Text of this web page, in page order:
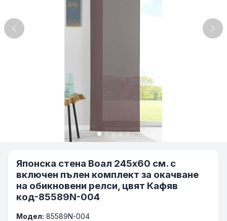
Previous
Японска стена Воал 245х60 см. с
включен пълен комплект за окачване
на обикновени релси, цвят Кафяв
код-85589N-004
Модел: 85589N-004